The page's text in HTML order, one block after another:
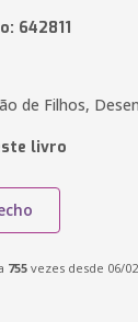
642811
de Filhos,
livro
755 vezes desde 06/